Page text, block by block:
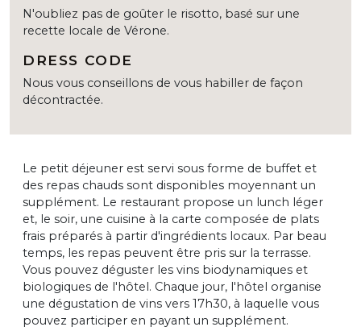
N'oubliez pas de goûter le risotto, basé sur une
recette locale de Vérone.
DRESS CODE
Nous vous conseillons de vous habiller de façon
décontractée.
Le petit déjeuner est servi sous forme de buffet et
des repas chauds sont disponibles moyennant un
supplément. Le restaurant propose un lunch léger
et, le soir, une cuisine à la carte composée de plats
frais préparés à partir d'ingrédients locaux. Par beau
temps, les repas peuvent être pris sur la terrasse.
Vous pouvez déguster les vins biodynamiques et
biologiques de l'hôtel. Chaque jour, l'hôtel organise
une dégustation de vins vers 17h30, à laquelle vous
pouvez participer en payant un supplément.